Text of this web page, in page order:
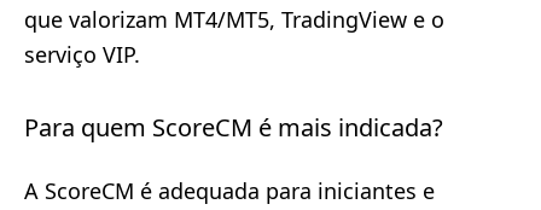
que valorizam MT4/MT5, TradingView e o
serviço VIP.
Para quem ScoreCM é mais indicada?
A ScoreCM é adequada para iniciantes e